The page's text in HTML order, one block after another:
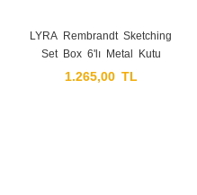
LYRA Rembrandt Sketching
Set Box 6'lı Metal Kutu
1.265,00 TL